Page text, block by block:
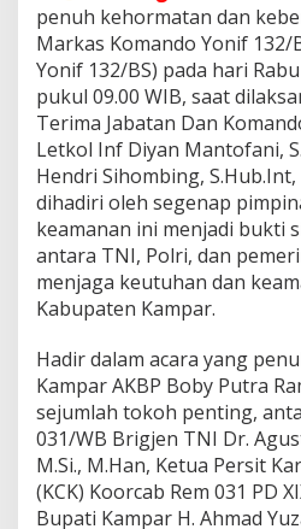
i
m
a
J
b
a
t
a
n
D
a
n
y
n
i
f
1
3
2
/
b
s
penuh kehormatan dan
Markas Komando Yonif
Yonif 132/BS) pada hari
pukul 09.00 WIB, saat
Terima Jabatan Dan
Letkol Inf Diyan Mantofani,
Hendri Sihombing,
dihadiri oleh segenap
keamanan ini menjadi bukti
antara TNI, Polri, dan
menjaga keutuhan dan
Kabupaten Kampar.
Hadir dalam acara yang
Kampar AKBP Boby Putra
sejumlah tokoh penting,
031/WB Brigjen TNI Dr.
M.Si., M.Han, Ketua Persit
(KCK) Koorcab Rem 031 PD
Bupati Kampar H. Ahmad